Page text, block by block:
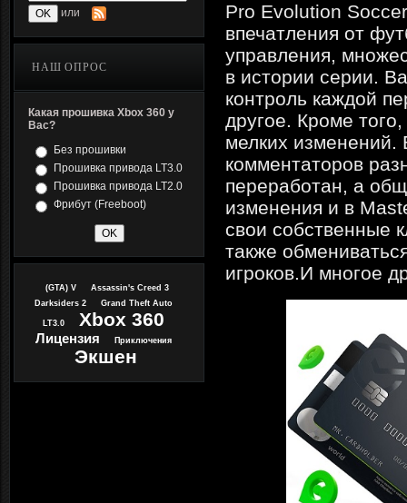
или
НАШ ОПРОС
Какая прошивка Xbox 360 у
Вас?
Без прошивки
Прошивка привода LT3.0
Прошивка привода LT2.0
Фрибут (Freeboot)
(GTA) V
Assassin's Creed 3
Darksiders 2
Grand Theft Auto
LT3.0 Xbox 360
Лицензия Приключения
Экшен
Pro Evolution
впечатления от
управления,
в истории серии.
контроль каждой
другое. Кроме
мелких
комментаторов
переработан, а
изменения и в
свои собственные
также
игроков.И многое